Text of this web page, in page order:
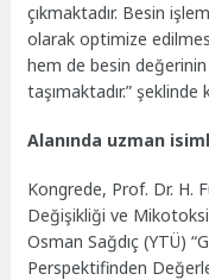
çıkmaktadır. Besin
olarak optimize
hem de besin değerinin
taşımaktadır.” şeklinde
Alanında uzman
Kongrede, Prof. Dr. H.
Değişikliği ve
Osman Sağdıç (YTÜ)
Perspektifinden